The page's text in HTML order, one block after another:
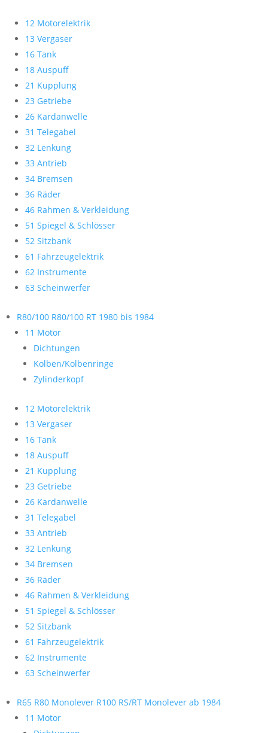
12 Motorelektrik
13 Vergaser
16 Tank
18 Auspuff
21 Kupplung
23 Getriebe
26 Kardanwelle
31 Telegabel
32 Lenkung
33 Antrieb
34 Bremsen
36 Räder
46 Rahmen & Verkleidung
51 Spiegel & Schlösser
52 Sitzbank
61 Fahrzeugelektrik
62 Instrumente
63 Scheinwerfer
R80/100 R80/100 RT 1980 bis 1984
11 Motor
Dichtungen
Kolben/Kolbenringe
Zylinderkopf
12 Motorelektrik
13 Vergaser
16 Tank
18 Auspuff
21 Kupplung
23 Getriebe
26 Kardanwelle
31 Telegabel
33 Antrieb
32 Lenkung
34 Bremsen
36 Räder
46 Rahmen & Verkleidung
51 Spiegel & Schlösser
52 Sitzbank
61 Fahrzeugelektrik
62 Instrumente
63 Scheinwerfer
R65 R80 Monolever R100 RS/RT Monolever ab 1984
11 Motor